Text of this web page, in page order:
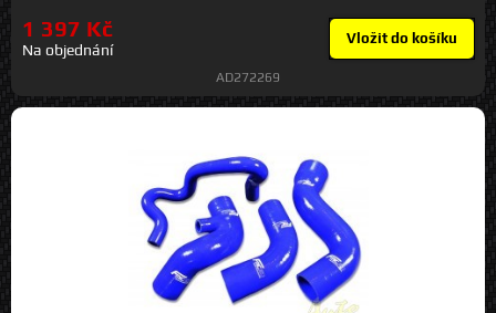
1 397 Kč
Na objednání
Vložit do košíku
AD272269